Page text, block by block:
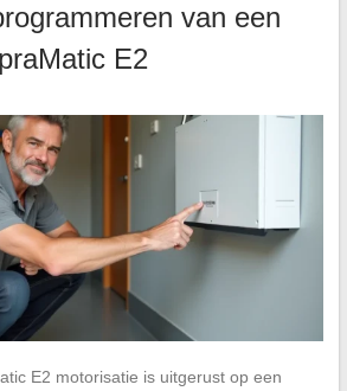
van een
E2
E2 motorisatie is uitgerust op een